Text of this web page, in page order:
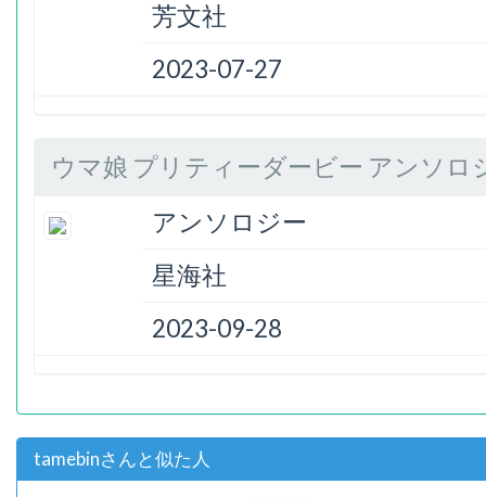
芳文社
2023-07-27
ウマ娘 プリティーダービー アンソロ
アンソロジー
星海社
2023-09-28
tamebinさんと似た人